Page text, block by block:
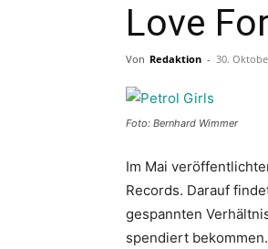
Love
Von Redaktion - 30.
Foto: Bernhard Wimmer
Im Mai
Records. Darauf
gespannten
spendiert